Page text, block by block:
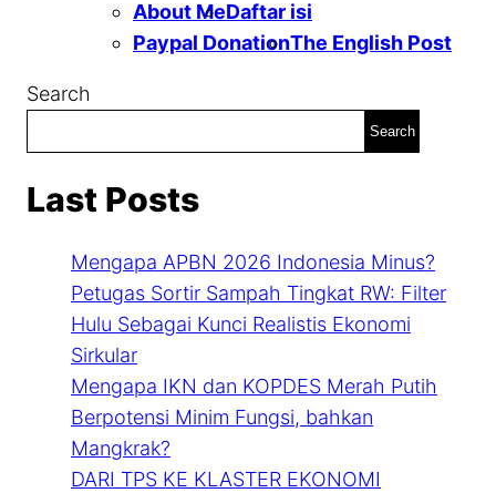
About MeDaftar isi
Paypal DonationThe English Post
Search
Search
Last Posts
Mengapa APBN 2026 Indonesia Minus?
Petugas Sortir Sampah Tingkat RW: Filter
Hulu Sebagai Kunci Realistis Ekonomi
Sirkular
Mengapa IKN dan KOPDES Merah Putih
Berpotensi Minim Fungsi, bahkan
Mangkrak?
DARI TPS KE KLASTER EKONOMI